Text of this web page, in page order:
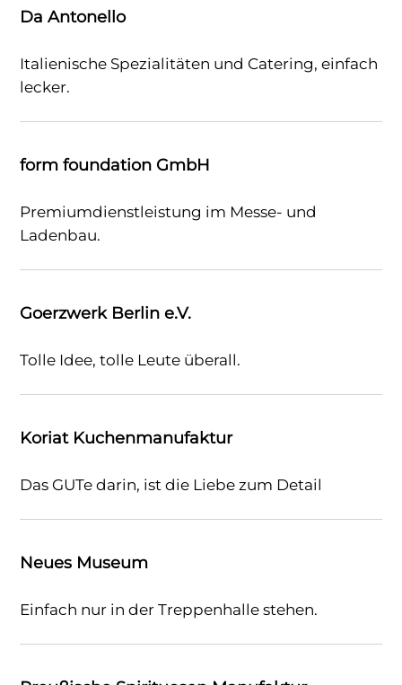
Da Antonello
Italienische Spezialitäten und Catering, einfach
lecker.
form foundation GmbH
Premiumdienstleistung im Messe- und
Ladenbau.
Goerzwerk Berlin e.V.
Tolle Idee, tolle Leute überall.
Koriat Kuchenmanufaktur
Das GUTe darin, ist die Liebe zum Detail
Neues Museum
Einfach nur in der Treppenhalle stehen.